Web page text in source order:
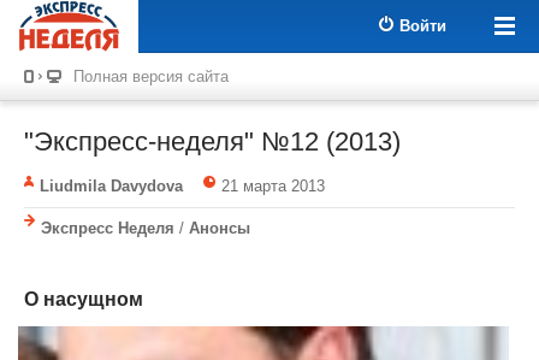
Войти
Полная версия сайта
"Экспресс-неделя" №12 (2013)
Liudmila Davydova 21 марта 2013
Экспресс Неделя / Анонсы
О насущном